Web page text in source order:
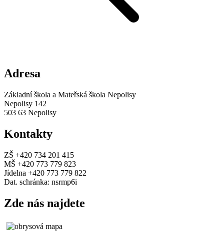
Adresa
Základní škola a Mateřská škola Nepolisy
Nepolisy 142
503 63 Nepolisy
Kontakty
ZŠ +420 734 201 415
MŠ +420 773 779 823
Jídelna +420 773 779 822
Dat. schránka: nsrmp6i
Zde nás najdete